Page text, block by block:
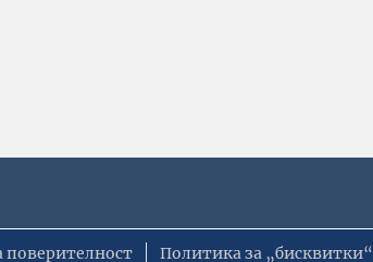
поверителност Политика за „бисквитки“